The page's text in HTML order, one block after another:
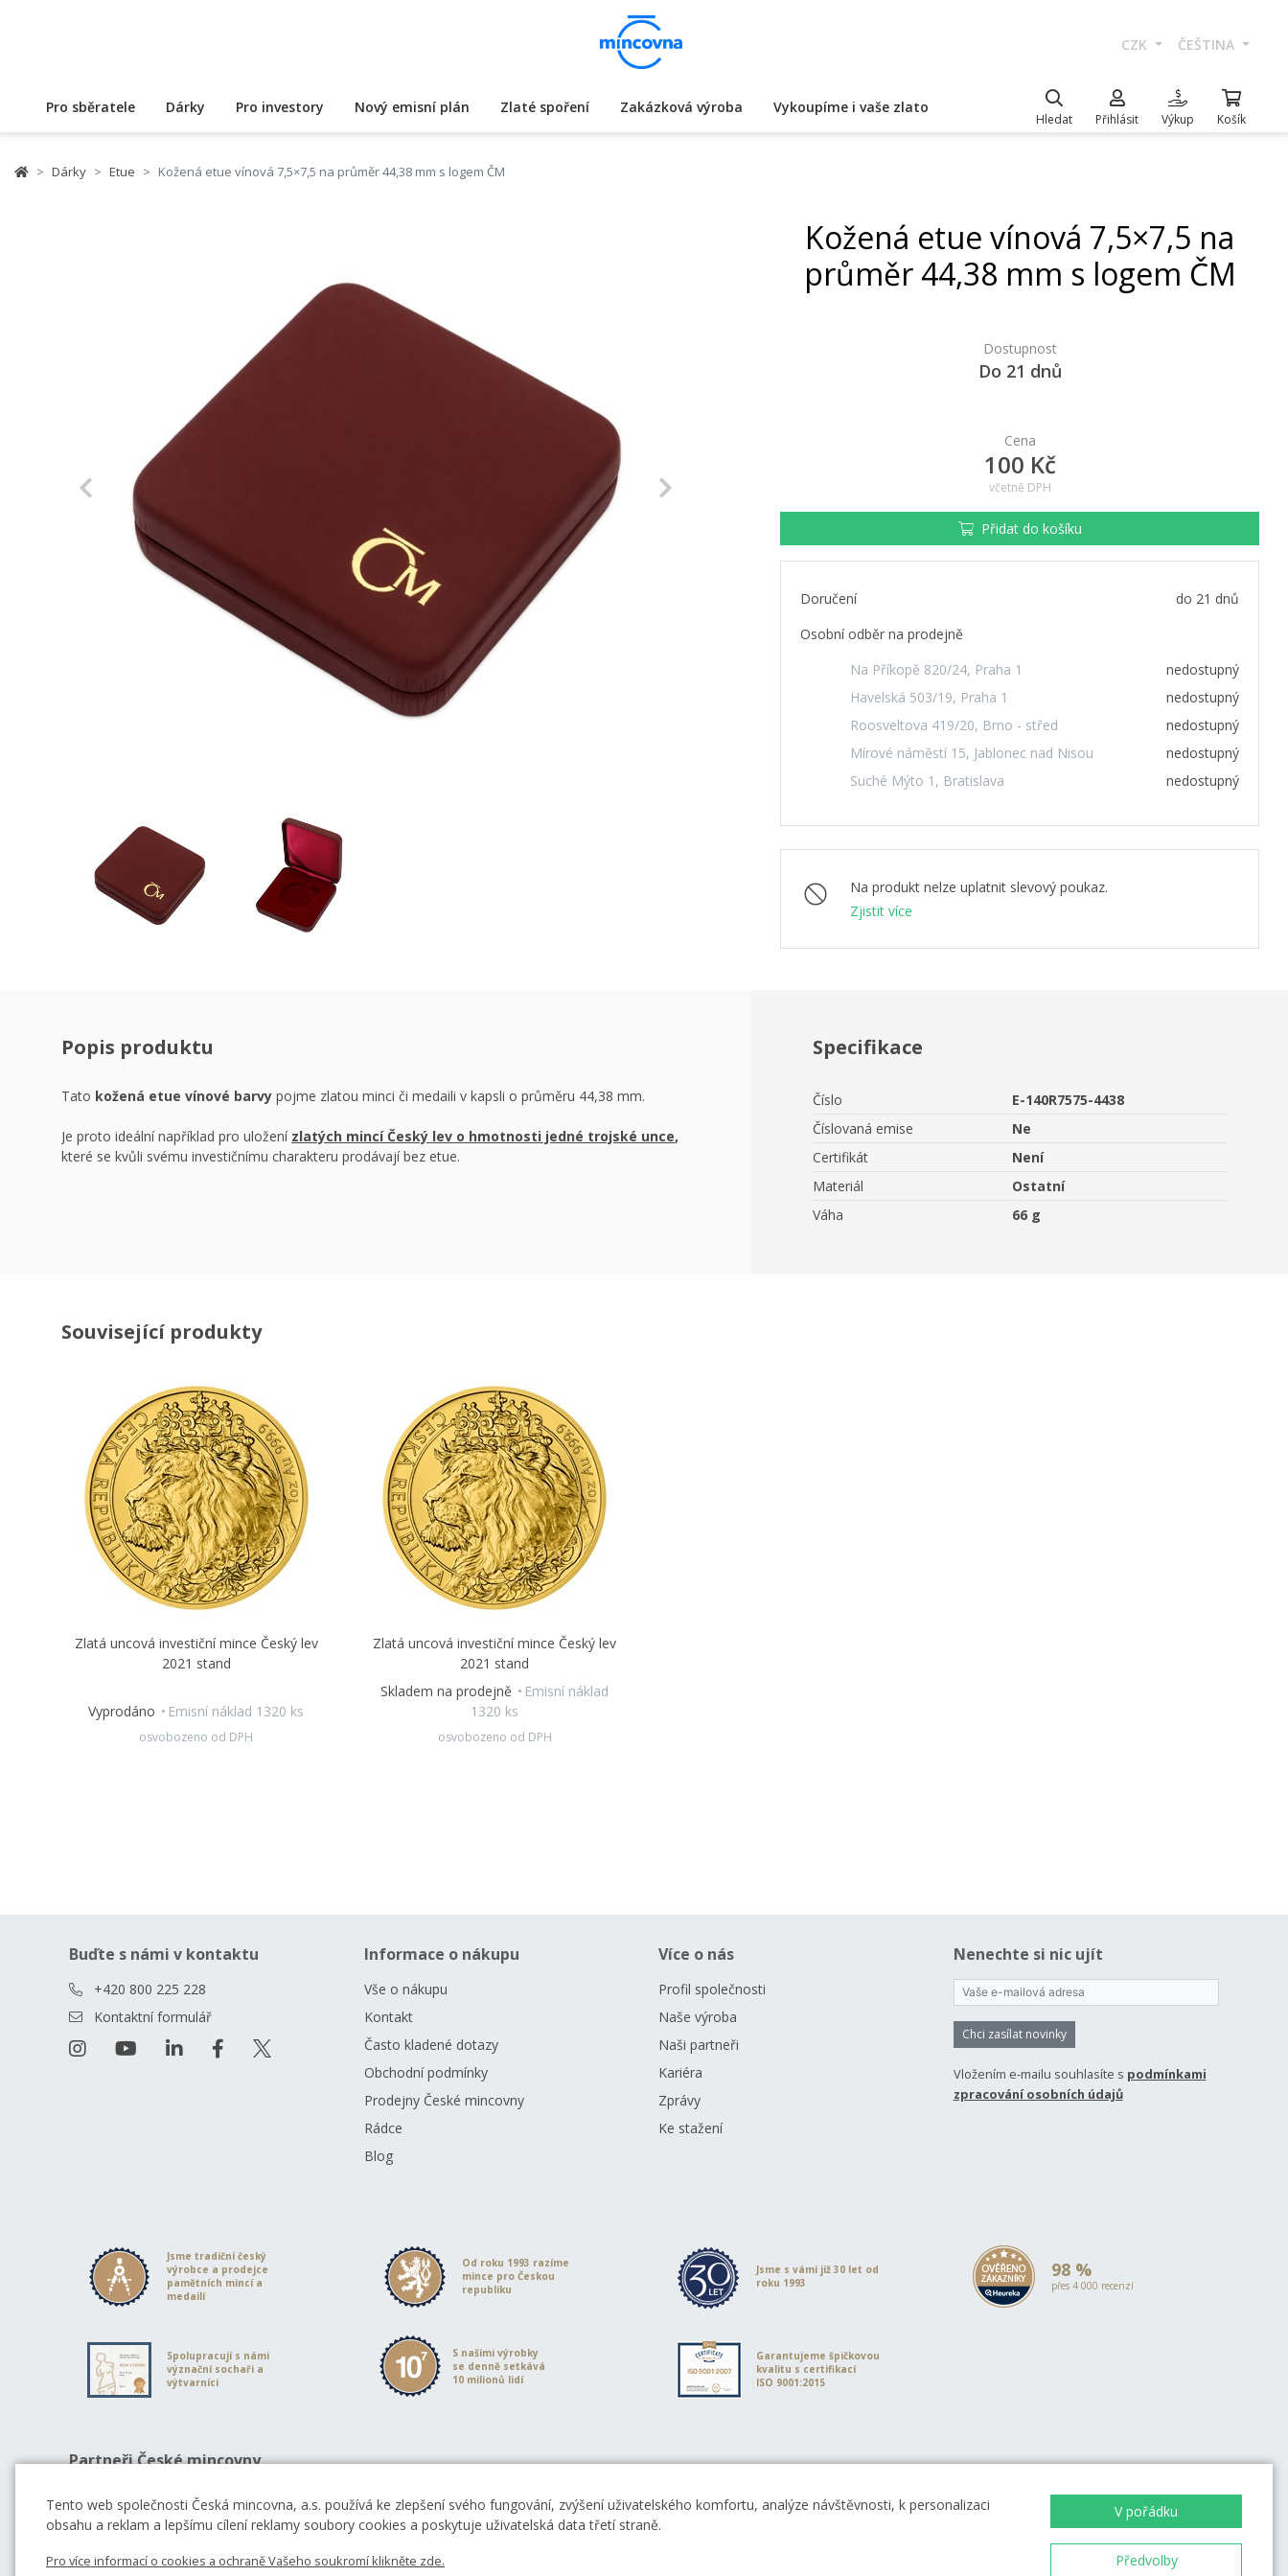
CZK ČEŠTINA
Pro sběratele Dárky Pro investory Nový emisní plán Zlaté spoření Zakázková výroba Vykoupíme i vaše zlato
Hledat Přihlásit Výkup Košík
Dárky Etue Kožená etue vínová 7,5×7,5 na průměr 44,38 mm s logem ČM
Previous
Kožená etue vínová 7,5×7,5 na
průměr 44,38 mm s logem ČM
Dostupnost
Do 21 dnů
Cena
100 Kč
včetně DPH
Přidat do košíku
Doručení
do 21 dnů
Osobní odběr na prodejně
Na Příkopě 820/24, Praha 1
nedostupný
Havelská 503/19, Praha 1
nedostupný
Roosveltova 419/20, Brno - střed
nedostupný
Mírové náměstí 15, Jablonec nad Nisou
nedostupný
Suché Mýto 1, Bratislava
nedostupný
Na produkt nelze uplatnit slevový poukaz.
Zjistit více
Popis produktu
Tato kožená etue vínové barvy pojme zlatou minci či medaili v kapsli o průměru 44,38 mm.
Je proto ideální například pro uložení zlatých mincí Český lev o hmotnosti jedné trojské unce,
které se kvůli svému investičnímu charakteru prodávají bez etue.
Specifikace
Číslo
E-140R7575-4438
Číslovaná emise
Ne
Certifikát
Není
Materiál
Ostatní
Váha
66 g
Související produkty
Zlatá uncová investiční mince Český lev
2021 stand
Vyprodáno Emisní náklad 1320 ks
osvobozeno od DPH
Zlatá uncová investiční mince Český lev
2021 stand
Skladem na prodejně
Emisní náklad
1320 ks
osvobozeno od DPH
Buďte s námi v kontaktu
+420 800 225 228
Kontaktní formulář
Informace o nákupu
Vše o nákupu
Kontakt
Často kladené dotazy
Obchodní podmínky
Prodejny České mincovny
Rádce
Blog
Více o nás
Profil společnosti
Naše výroba
Naši partneři
Kariéra
Zprávy
Ke stažení
Nenechte si nic ujít
Chci zasílat novinky
Vložením e-mailu souhlasíte s podmínkami
zpracování osobních údajů
Jsme tradiční český
výrobce a prodejce
pamětních mincí a
medailí
Od roku 1993 razíme
mince pro Českou
republiku
Jsme s vámi již 30 let od
roku 1993
98 %
přes 4 000 recenzí
Spolupracují s námi
význační sochaři a
výtvarníci
S našimi výrobky
se denně setkává
10 milionů lidí
Garantujeme špičkovou
kvalitu s certifikací
ISO 9001:2015
Partneři České mincovny
OP Podnikání a inovace pro
EVROPSKÁ UNIE
Evropský fond pro regionální rozvoj
Investice do vaší budoucnosti
Tento web společnosti Česká mincovna, a.s. používá ke zlepšení svého fungování, zvýšení uživatelského komfortu, analýze návštěvnosti, k personalizaci
obsahu a reklam a lepšímu cílení reklamy soubory cookies a poskytuje uživatelská data třetí straně.
Pro více informací o cookies a ochraně Vašeho soukromí klikněte zde.
V pořádku
Předvolby